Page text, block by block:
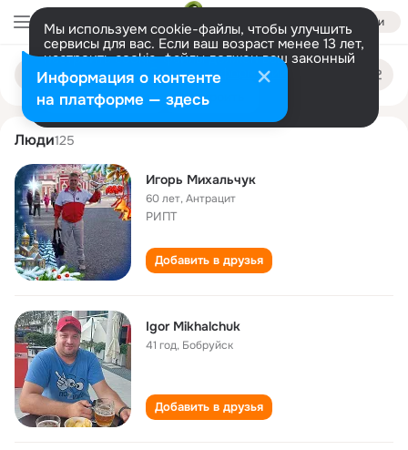
Войти
Мы используем cookie-файлы, чтобы улучшить
сервисы для вас. Если ваш возраст менее 13 лет,
настроить cookie-файлы должен ваш законный
представитель. Больше информации
Разрешить все Настроить
Поиск
людям
igor mikhalchuk
Люди125
Игорь Михальчук
60 лет,Антрацит
РИПТ
Добавить в друзья
Igor Mikhalchuk
41 год, Бобруйск
Добавить в друзья
Информация о контенте
на платформе — здесь